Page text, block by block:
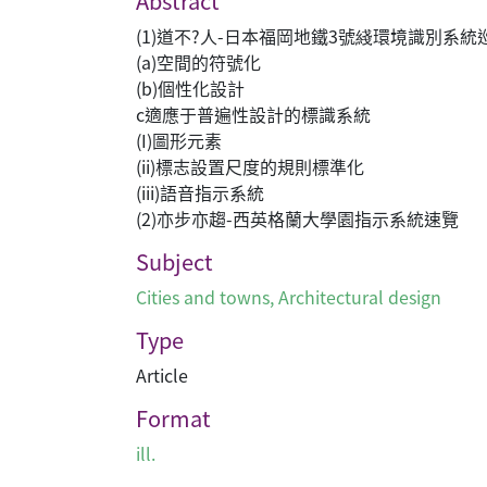
(1)道不?人-日本福岡地鐵3號綫環境識別系統
(a)空間的符號化
(b)個性化設計
c適應于普遍性設計的標識系統
(I)圖形元素
(ii)標志設置尺度的規則標準化
(iii)語音指示系統
(2)亦步亦趨-西英格蘭大學園指示系統速覽
Subject
Cities and towns,Architectural design
Type
Article
Format
ill.